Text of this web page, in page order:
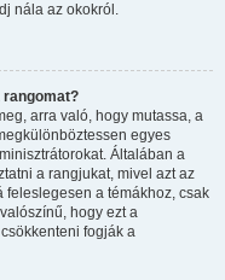
nála az okokról.
rangomat?
arra való, hogy mutassa, a
egyes
Általában a
a rangjukat, mivel azt az
feleslegesen a témákhoz, csak
hogy ezt a
fogják a